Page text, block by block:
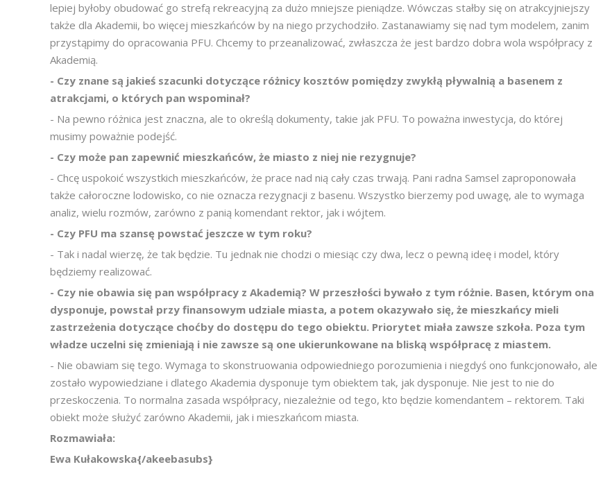
lepiej byłoby obudować go strefą rekreacyjną za dużo mniejsze pieniądze. Wówczas stałby się on atrakcyjniejszy
także dla Akademii, bo więcej mieszkańców by na niego przychodziło. Zastanawiamy się nad tym modelem, zanim
przystąpimy do opracowania PFU. Chcemy to przeanalizować, zwłaszcza że jest bardzo dobra wola współpracy z
Akademią.
- Czy znane są jakieś szacunki dotyczące różnicy kosztów pomiędzy zwykłą pływalnią a basenem z
atrakcjami, o których pan wspominał?
- Na pewno różnica jest znaczna, ale to określą dokumenty, takie jak PFU. To poważna inwestycja, do której
musimy poważnie podejść.
- Czy może pan zapewnić mieszkańców, że miasto z niej nie rezygnuje?
- Chcę uspokoić wszystkich mieszkańców, że prace nad nią cały czas trwają. Pani radna Samsel zaproponowała
także całoroczne lodowisko, co nie oznacza rezygnacji z basenu. Wszystko bierzemy pod uwagę, ale to wymaga
analiz, wielu rozmów, zarówno z panią komendant rektor, jak i wójtem.
- Czy PFU ma szansę powstać jeszcze w tym roku?
- Tak i nadal wierzę, że tak będzie. Tu jednak nie chodzi o miesiąc czy dwa, lecz o pewną ideę i model, który
będziemy realizować.
- Czy nie obawia się pan współpracy z Akademią? W przeszłości bywało z tym różnie. Basen, którym ona
dysponuje, powstał przy finansowym udziale miasta, a potem okazywało się, że mieszkańcy mieli
zastrzeżenia dotyczące choćby do dostępu do tego obiektu. Priorytet miała zawsze szkoła. Poza tym
władze uczelni się zmieniają i nie zawsze są one ukierunkowane na bliską współpracę z miastem.
- Nie obawiam się tego. Wymaga to skonstruowania odpowiedniego porozumienia i niegdyś ono funkcjonowało, ale
zostało wypowiedziane i dlatego Akademia dysponuje tym obiektem tak, jak dysponuje. Nie jest to nie do
przeskoczenia. To normalna zasada współpracy, niezależnie od tego, kto będzie komendantem – rektorem. Taki
obiekt może służyć zarówno Akademii, jak i mieszkańcom miasta.
Rozmawiała:
Ewa Kułakowska{/akeebasubs}